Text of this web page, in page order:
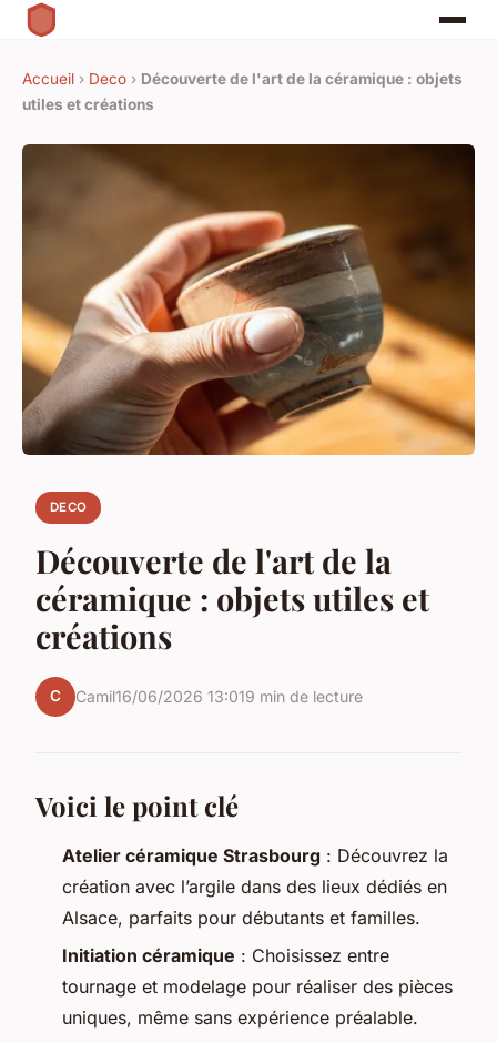
Accueil › Deco › Découverte de l'art de la céramique : objets
utiles et créations
DECO
Découverte de l'art de la
céramique : objets utiles et
créations
C Camil16/06/2026 13:019 min de lecture
Voici le point clé
Atelier céramique Strasbourg : Découvrez la
création avec l’argile dans des lieux dédiés en
Alsace, parfaits pour débutants et familles.
Initiation céramique : Choisissez entre
tournage et modelage pour réaliser des pièces
uniques, même sans expérience préalable.